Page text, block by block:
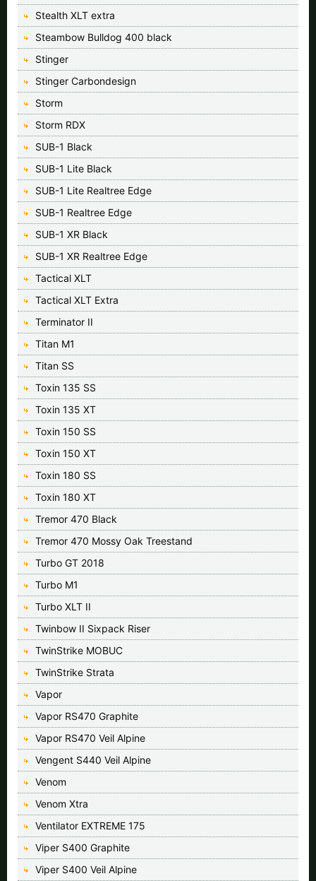
Stealth XLT extra
Steambow Bulldog 400 black
Stinger
Stinger Carbondesign
Storm
Storm RDX
SUB-1 Black
SUB-1 Lite Black
SUB-1 Lite Realtree Edge
SUB-1 Realtree Edge
SUB-1 XR Black
SUB-1 XR Realtree Edge
Tactical XLT
Tactical XLT Extra
Terminator II
Titan M1
Titan SS
Toxin 135 SS
Toxin 135 XT
Toxin 150 SS
Toxin 150 XT
Toxin 180 SS
Toxin 180 XT
Tremor 470 Black
Tremor 470 Mossy Oak Treestand
Turbo GT 2018
Turbo M1
Turbo XLT II
Twinbow II Sixpack Riser
TwinStrike MOBUC
TwinStrike Strata
Vapor
Vapor RS470 Graphite
Vapor RS470 Veil Alpine
Vengent S440 Veil Alpine
Venom
Venom Xtra
Ventilator EXTREME 175
Viper S400 Graphite
Viper S400 Veil Alpine